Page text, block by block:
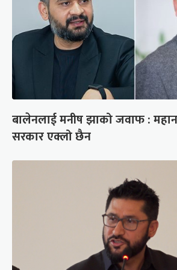
बालेनलाई मनीष झाको जवाफ :
सरकार एक्लो छैन